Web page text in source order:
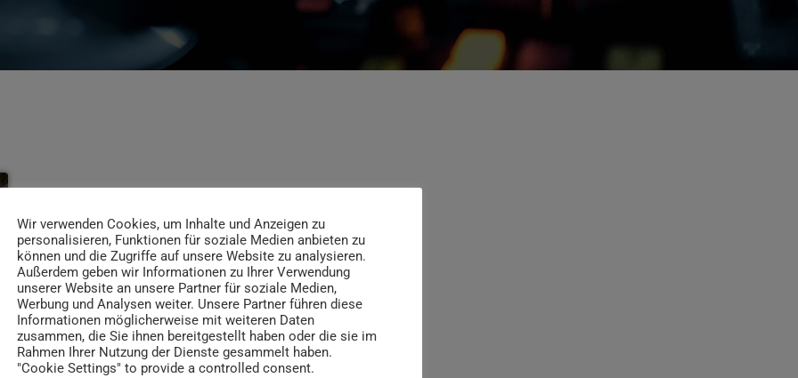
Wir verwenden Cookies, um Inhalte und Anzeigen zu
personalisieren, Funktionen für soziale Medien anbieten zu
können und die Zugriffe auf unsere Website zu analysieren.
Außerdem geben wir Informationen zu Ihrer Verwendung
unserer Website an unsere Partner für soziale Medien,
Werbung und Analysen weiter. Unsere Partner führen diese
Informationen möglicherweise mit weiteren Daten
zusammen, die Sie ihnen bereitgestellt haben oder die sie im
Rahmen Ihrer Nutzung der Dienste gesammelt haben.
"Cookie Settings" to provide a controlled consent.